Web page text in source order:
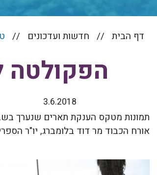
דף הבית חדשות ועדכונים
הפקולטה
3.6.2018
תמונות מטקס הענקת תארים שנערך
אורח הכבוד מר דוד בלומברג, יו"ר